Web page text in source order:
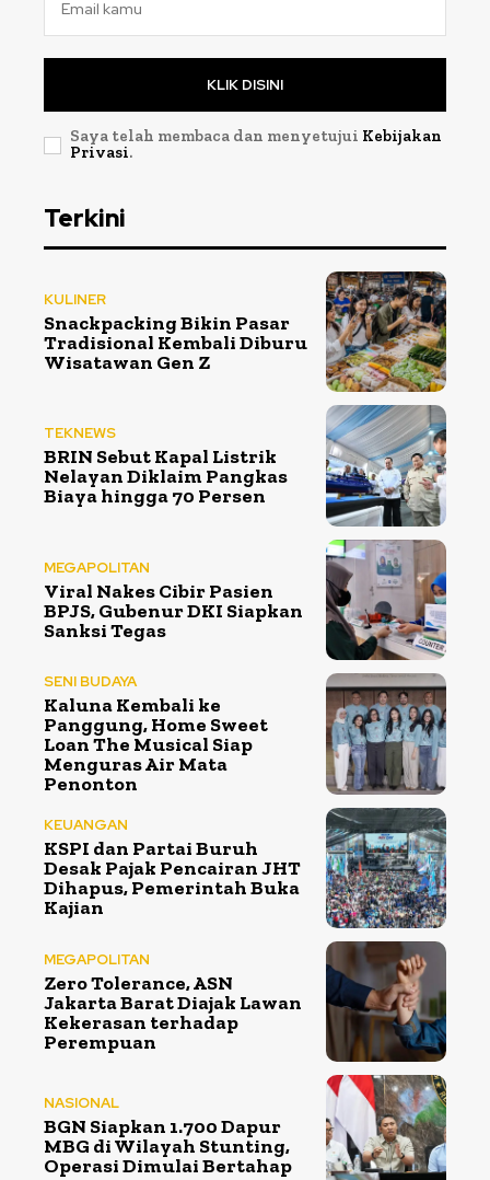
KLIK DISINI
Saya telah membaca dan menyetujui Kebijakan
Privasi.
Terkini
KULINER
Snackpacking Bikin Pasar
Tradisional Kembali Diburu
Wisatawan Gen Z
TEKNEWS
BRIN Sebut Kapal Listrik
Nelayan Diklaim Pangkas
Biaya hingga 70 Persen
MEGAPOLITAN
Viral Nakes Cibir Pasien
BPJS, Gubenur DKI Siapkan
Sanksi Tegas
SENI BUDAYA
Kaluna Kembali ke
Panggung, Home Sweet
Loan The Musical Siap
Menguras Air Mata
Penonton
KEUANGAN
KSPI dan Partai Buruh
Desak Pajak Pencairan JHT
Dihapus, Pemerintah Buka
Kajian
MEGAPOLITAN
Zero Tolerance, ASN
Jakarta Barat Diajak Lawan
Kekerasan terhadap
Perempuan
NASIONAL
BGN Siapkan 1.700 Dapur
MBG di Wilayah Stunting,
Operasi Dimulai Bertahap